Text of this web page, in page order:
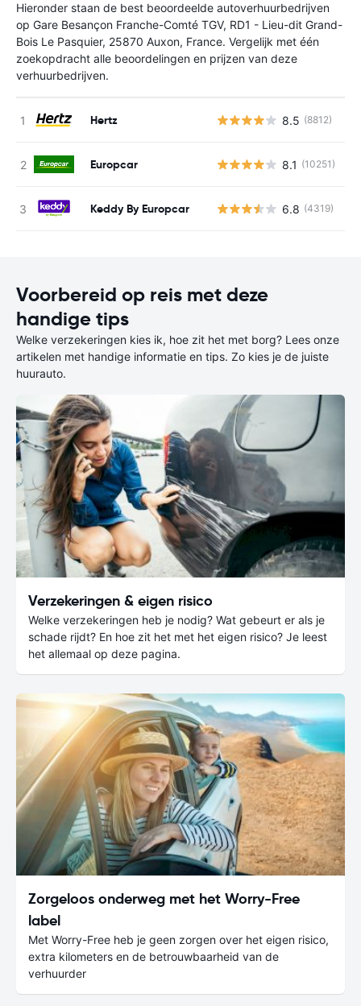
Hieronder staan de best beoordeelde autoverhuurbedrijven
op Gare Besançon Franche-Comté TGV, RD1 - Lieu-dit Grand-
Bois Le Pasquier, 25870 Auxon, France. Vergelijk met één
zoekopdracht alle beoordelingen en prijzen van deze
verhuurbedrijven.
Hertz 8.5 (8812)
Europcar 8.1 (10251)
Keddy By Europcar 6.8 (4319)
Voorbereid op reis met deze
handige tips
Welke verzekeringen kies ik, hoe zit het met borg? Lees onze
artikelen met handige informatie en tips. Zo kies je de juiste
huurauto.
Verzekeringen & eigen risico
Welke verzekeringen heb je nodig? Wat gebeurt er als je
schade rijdt? En hoe zit het met het eigen risico? Je leest
het allemaal op deze pagina.
Zorgeloos onderweg met het Worry-Free
label
Met Worry-Free heb je geen zorgen over het eigen risico,
extra kilometers en de betrouwbaarheid van de
verhuurder